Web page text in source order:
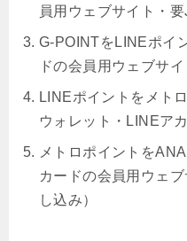
員用ウェブサイト・
G-POINTをLINEポイ
ドの会員用ウェブサ
LINEポイントをメト
ウォレット・LINEア
メトロポイントを
カードの会員用ウェ
し込み）